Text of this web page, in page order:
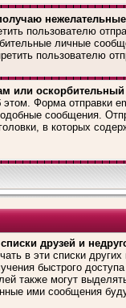
пользователю
личные
пользователю
или
Форма отправки
сообщения.
в которых
друзей и
в эти списки
быстрого
также могут
ими сообщения